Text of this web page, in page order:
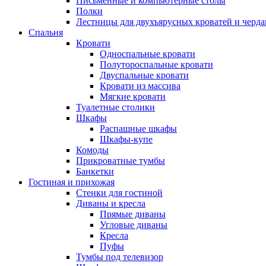
Полки
Лестницы для двухъярусных кроватей и
Спальня
Кровати
Односпальные кровати
Полутороспальные кровати
Двуспальные кровати
Кровати из массива
Мягкие кровати
Туалетные столики
Шкафы
Распашные шкафы
Шкафы-купе
Комоды
Прикроватные тумбы
Банкетки
Гостиная и прихожая
Стенки для гостиной
Диваны и кресла
Прямые диваны
Угловые диваны
Кресла
Пуфы
Тумбы под телевизор